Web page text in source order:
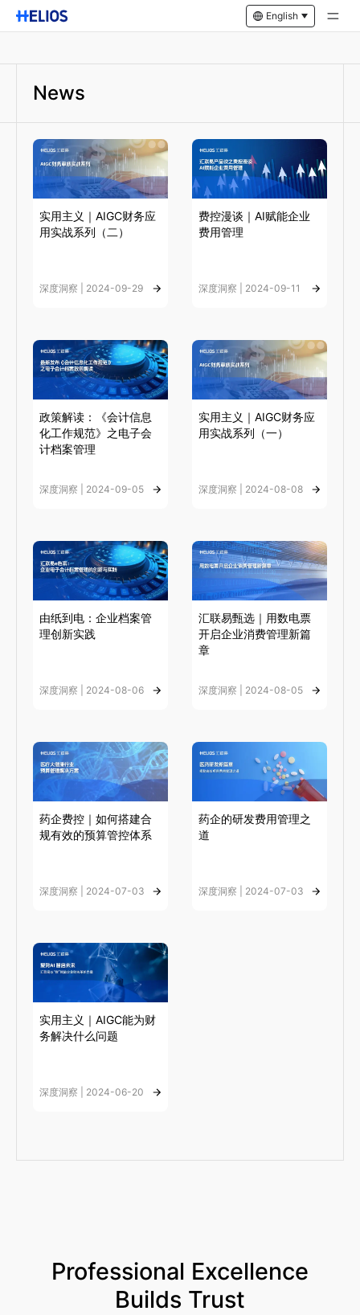
English
News
实用主义｜AIGC财务应
用实战系列（二）
深度洞察 | 2024-09-29
费控漫谈｜AI赋能企业
费用管理
深度洞察 | 2024-09-11
政策解读：《会计信息
化工作规范》之电子会
计档案管理
深度洞察 | 2024-09-05
实用主义｜AIGC财务应
用实战系列（一）
深度洞察 | 2024-08-08
由纸到电：企业档案管
理创新实践
深度洞察 | 2024-08-06
汇联易甄选｜用数电票
开启企业消费管理新篇
章
深度洞察 | 2024-08-05
药企费控｜如何搭建合
规有效的预算管控体系
深度洞察 | 2024-07-03
药企的研发费用管理之
道
深度洞察 | 2024-07-03
实用主义｜AIGC能为财
务解决什么问题
深度洞察 | 2024-06-20
Professional Excellence
Builds Trust